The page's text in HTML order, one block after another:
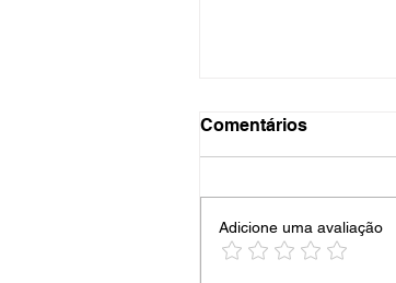
Comentários
Adicione uma avaliação